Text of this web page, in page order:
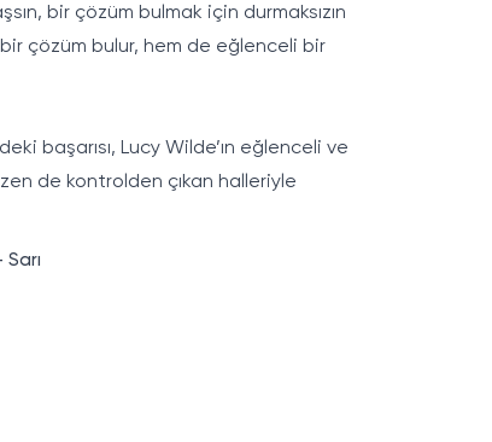
bir çözüm bulmak için durmaksızın
çözüm bulur, hem de eğlenceli bir
başarısı, Lucy Wilde’ın eğlenceli ve
de kontrolden çıkan halleriyle
Sarı